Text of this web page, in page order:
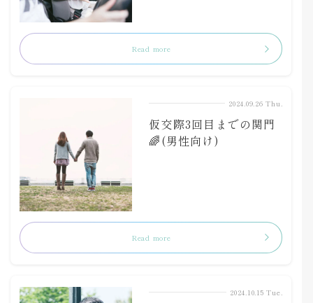
Read more
2024.09.26 Thu.
仮交際3回目までの関門
🌈(男性向け)
Read more
2024.10.15 Tue.